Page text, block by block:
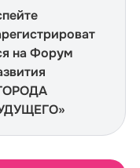
на Форум